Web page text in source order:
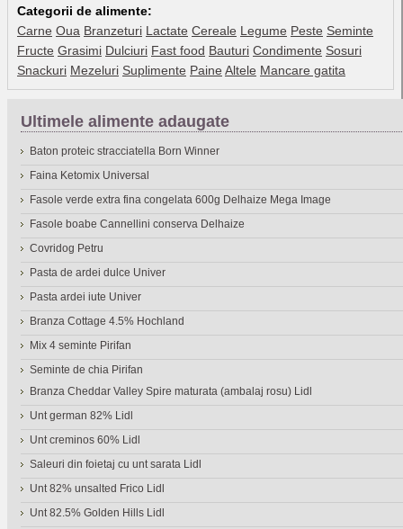
Categorii de alimente:
Carne Oua Branzeturi Lactate Cereale Legume Peste Seminte
Fructe Grasimi Dulciuri Fast food Bauturi Condimente Sosuri
Snackuri Mezeluri Suplimente Paine Altele Mancare gatita
Ultimele alimente adaugate
Baton proteic stracciatella Born Winner
Faina Ketomix Universal
Fasole verde extra fina congelata 600g Delhaize Mega Image
Fasole boabe Cannellini conserva Delhaize
Covridog Petru
Pasta de ardei dulce Univer
Pasta ardei iute Univer
Branza Cottage 4.5% Hochland
Mix 4 seminte Pirifan
Seminte de chia Pirifan
Branza Cheddar Valley Spire maturata (ambalaj rosu) Lidl
Unt german 82% Lidl
Unt creminos 60% Lidl
Saleuri din foietaj cu unt sarata Lidl
Unt 82% unsalted Frico Lidl
Unt 82.5% Golden Hills Lidl